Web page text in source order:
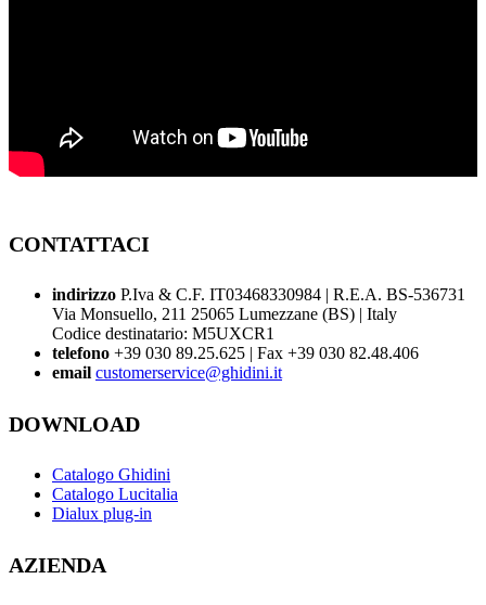
CONTATTACI
indirizzo P.Iva & C.F. IT03468330984 | R.E.A. BS-536731
Via Monsuello, 211 25065 Lumezzane (BS) | Italy
Codice destinatario: M5UXCR1
telefono +39 030 89.25.625 | Fax +39 030 82.48.406
email customerservice@ghidini.it
DOWNLOAD
Catalogo Ghidini
Catalogo Lucitalia
Dialux plug-in
AZIENDA